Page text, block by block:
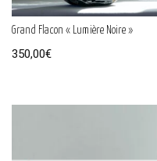
Grand Flacon « Lumière Noire »
350,00€